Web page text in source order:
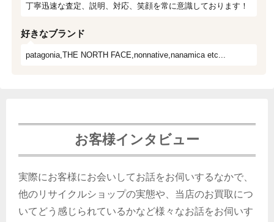
丁寧迅速な査定、説明、対応、笑顔を常に意識しております！
好きなブランド
patagonia,THE NORTH FACE,nonnative,nanamica etc...
お客様インタビュー
実際にお客様にお会いしてお話をお伺いするなかで、
他のリサイクルショップの実態や、当店のお買取につ
いてどう感じられているかなど様々なお話をお伺いす